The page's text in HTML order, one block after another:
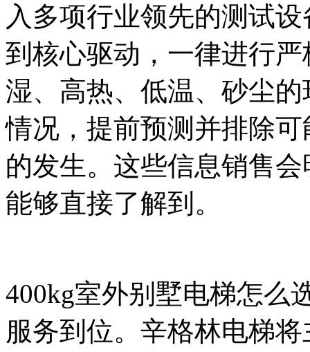
入多项行业领先的测试
到核心驱动，一律进行
湿、高热、低温、砂尘
情况，提前预测并排除
的发生。这些信息销售
能够直接了解到。
400kg室外别墅电梯怎么
服务到位。辛格林电梯